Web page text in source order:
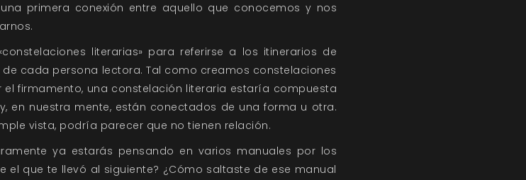
primera conexión entre aquello que conocemos y nos
literarias» para referirse a los itinerarios de
cada persona lectora. Tal como creamos constelaciones
firmamento, una constelación literaria estaría compuesta
en nuestra mente, están conectados de una forma u otra.
vista, podría parecer que no tienen relación.
ya estarás pensando en varios manuales por los
el que te llevó al siguiente? ¿Cómo saltaste de ese manual